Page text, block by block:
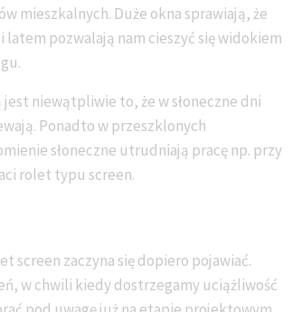
mieszkalnych. Duże okna sprawiają, że
latem pozwalają nam cieszyć się widokiem
niewątpliwie to, że w słoneczne dni
Ponadto w przeszklonych
słoneczne utrudniają pracę np. przy
rolet typu screen.
screen zaczyna się dopiero pojawiać.
w chwili kiedy dostrzegamy uciążliwość